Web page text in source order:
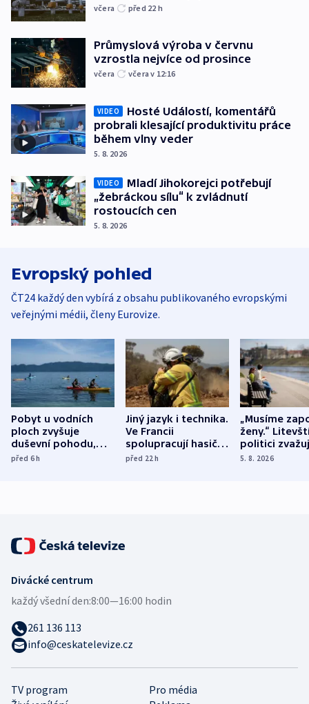
včera před 22 h
Průmyslová výroba v červnu
vzrostla nejvíce od prosince
včera včera v 12:16
VIDEO
Hosté Událostí, komentářů
probrali klesající produktivitu práce
během vlny veder
5. 8. 2026
VIDEO
Mladí Jihokorejci potřebují
„žebráckou sílu“ k zvládnutí
rostoucích cen
5. 8. 2026
Evropský pohled
ČT24 každý den vybírá z obsahu publikovaného evropskými
veřejnými médii, členy Eurovize.
Pobyt u vodních
ploch zvyšuje
duševní pohodu,
ukázala
před 6h
Jiný jazyk i technika.
Ve Francii
spolupracují hasiči z
různých zemí
před 22h
„Musíme
ženy.“
politici
dohodu o
5. 8. 2026
TV program
Pro média
Divácké centrum
každý všední den:8:00—16:00 hodin
261 136 113
info@ceskatelevize.cz